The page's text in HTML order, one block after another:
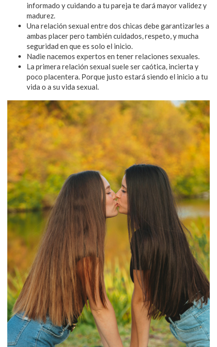
informado y cuidando a tu pareja te dará mayor validez y
madurez.
Una relación sexual entre dos chicas debe garantizarles a
ambas placer pero también cuidados, respeto, y mucha
seguridad en que es solo el inicio.
Nadie nacemos expertos en tener relaciones sexuales.
La primera relación sexual suele ser caótica, incierta y
poco placentera. Porque justo estará siendo el inicio a tu
vida o a su vida sexual.